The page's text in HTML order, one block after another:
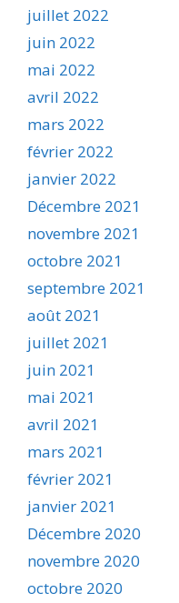
juillet 2022
juin 2022
mai 2022
avril 2022
mars 2022
février 2022
janvier 2022
Décembre 2021
novembre 2021
octobre 2021
septembre 2021
août 2021
juillet 2021
juin 2021
mai 2021
avril 2021
mars 2021
février 2021
janvier 2021
Décembre 2020
novembre 2020
octobre 2020